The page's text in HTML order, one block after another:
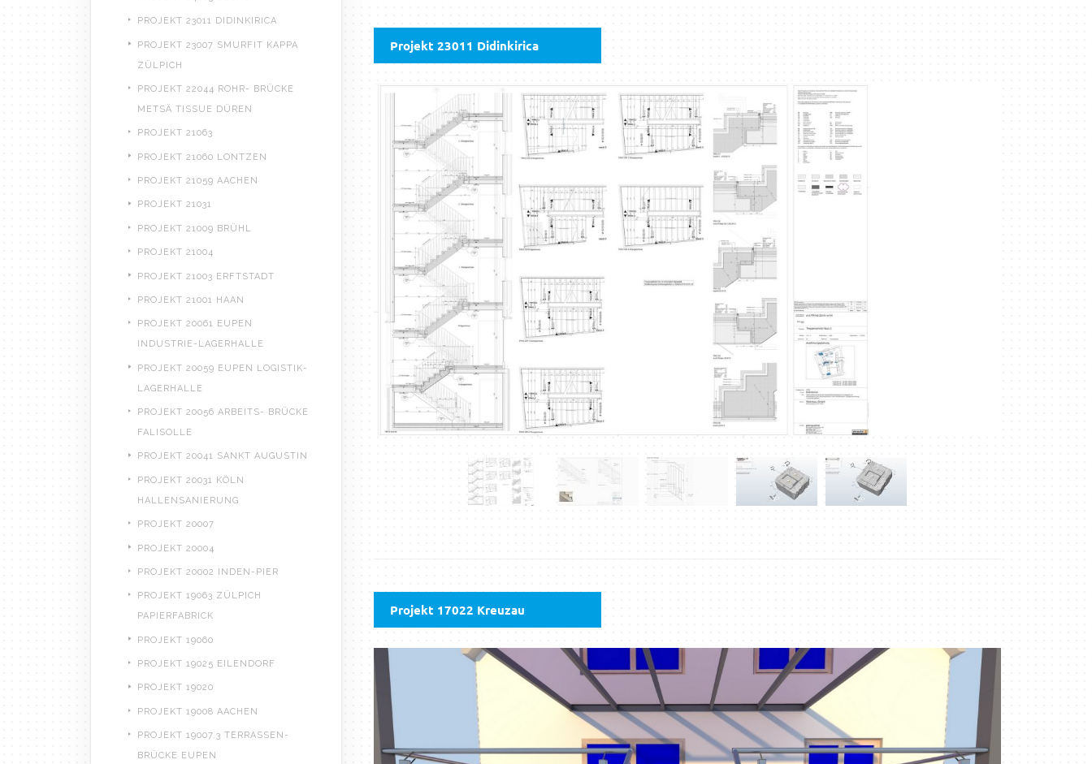
Projekt 23011 Didinkirica
Projekt 17022 Kreuzau
PROJEKT 23011 DIDINKIRICA
PROJEKT 23007 SMURFIT KAPPA
ZÜLPICH
PROJEKT 22044 ROHR- BRÜCKE
METSÄ TISSUE DÜREN
PROJEKT 21063
PROJEKT 21060 LONTZEN
PROJEKT 21059 AACHEN
PROJEKT 21031
PROJEKT 21009 BRÜHL
PROJEKT 21004
PROJEKT 21003 ERFTSTADT
PROJEKT 21001 HAAN
PROJEKT 20061 EUPEN
INDUSTRIE-LAGERHALLE
PROJEKT 20059 EUPEN LOGISTIK-
LAGERHALLE
PROJEKT 20056 ARBEITS- BRÜCKE
FALISOLLE
PROJEKT 20041 SANKT AUGUSTIN
PROJEKT 20031 KÖLN
HALLENSANIERUNG
PROJEKT 20007
PROJEKT 20004
PROJEKT 20002 INDEN-PIER
PROJEKT 19063 ZÜLPICH
PAPIERFABRICK
PROJEKT 19060
PROJEKT 19025 EILENDORF
PROJEKT 19020
PROJEKT 19008 AACHEN
PROJEKT 19007.3 TERRASSEN-
BRÜCKE EUPEN